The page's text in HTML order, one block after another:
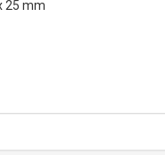
25 mm